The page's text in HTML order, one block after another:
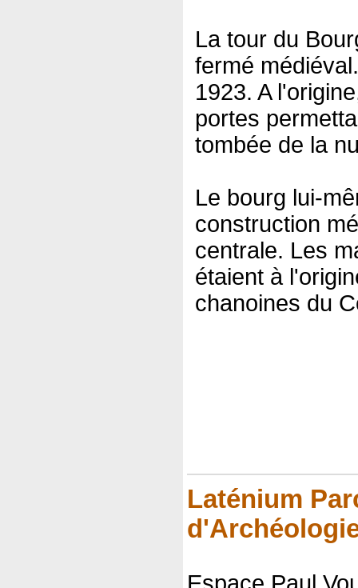
La tour du
fermé
1923. A
portes
tombée de la
Le bourg lui-
construction
centrale. Les
étaient à
chanoines du
Laténium